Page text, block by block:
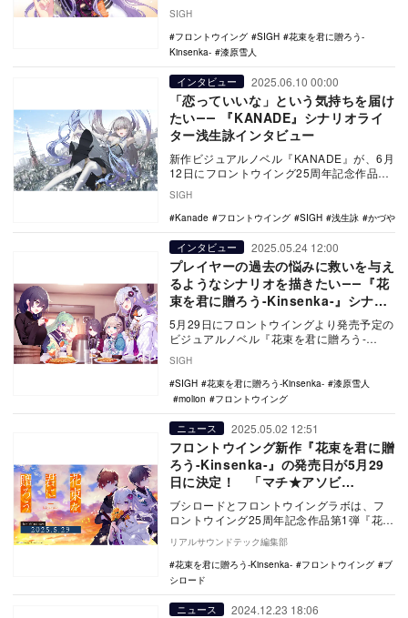
と…
SIGH
フロントウイング
SIGH
花束を君に贈ろう-
Kinsenka-
漆原雪人
インタビュー 2025.06.10 00:00
「恋っていいな」という気持ちを届け
たい―― 『KANADE』シナリオライ
ター浅生詠インタビュー
新作ビジュアルノベル『KANADE』が、6月
12日にフロントウイング25周年記念作品第
売…
SIGH
Kanade
フロントウイング SIGH 浅生詠 かづや
インタビュー 2025.05.24 12:00
プレイヤーの過去の悩みに救いを与え
るようなシナリオを描きたい――『花
束を君に贈ろう-Kinsenka-』シナリ
オライター漆原雪人インタビュー
5月29日にフロントウイングより発売予定の
ビジュアルノベル『花束を君に贈ろう-
漆…
SIGH
SIGH
花束を君に贈ろう-Kinsenka-
漆原雪人
molion
フロントウイング
ニュース 2025.05.02 12:51
フロントウイング新作『花束を君に贈
ろう-Kinsenka-』の発売日が5月29
日に決定！ 「マチ★アソビ
Vol.28」でのライブステージ情報も発
表に
ブシロードとフロントウイングラボは、フ
ロントウイング25周年記念作品第1弾『花束
を君に贈ろう-Kinsenka-』の発売日が、5…
リアルサウンドテック編集部
花束を君に贈ろう-Kinsenka-
フロントウイング
ブ
シロード
ニュース 2024.12.23 18:06